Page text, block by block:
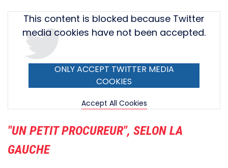
TweetThis content is blocked because Twitter
media cookies have not been accepted.
ONLY ACCEPT TWITTER MEDIA
COOKIES
Accept All Cookies
"UN PETIT PROCUREUR", SELON LA
GAUCHE